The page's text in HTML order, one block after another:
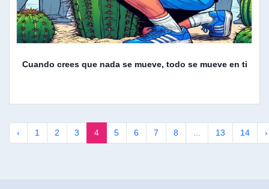
Cuando crees que nada se mueve, todo se mueve en ti
‹ 1 2 3 4 5 6 7 8 13 14 ›